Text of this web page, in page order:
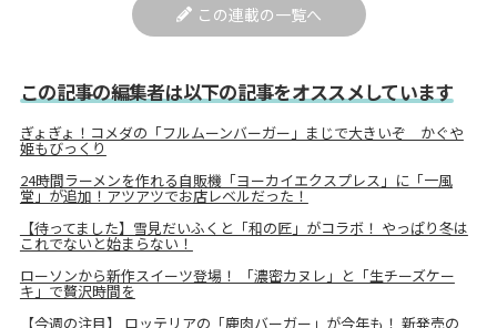
この連載の一覧へ
この記事の編集者は以下の記事をオススメしています
ぎょぎょ！コメダの「フルムーンバーガー」まじで大きいぞ かぐや
姫もびっくり
24時間ラーメンを作れる自販機「ヨーカイエクスプレス」に「一風
堂」が追加！アツアツでお店レベルだった！
【待ってました】雪見だいふくと「和の匠」がコラボ！ やっぱり冬は
これでないと始まらない！
ローソンから新作スイーツ登場！ 「濃密カヌレ」と「生チーズケー
キ」で贅沢時間を
【今週の注目】 ロッテリアの「鹿肉バーガー」が今年も！ 新発売の